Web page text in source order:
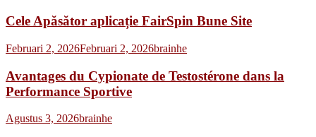
Cele Apăsător aplicație FairSpin Bune Site
Februari 2, 2026Februari 2, 2026brainhe
Avantages du Cypionate de Testostérone dans la
Performance Sportive
Agustus 3, 2026brainhe